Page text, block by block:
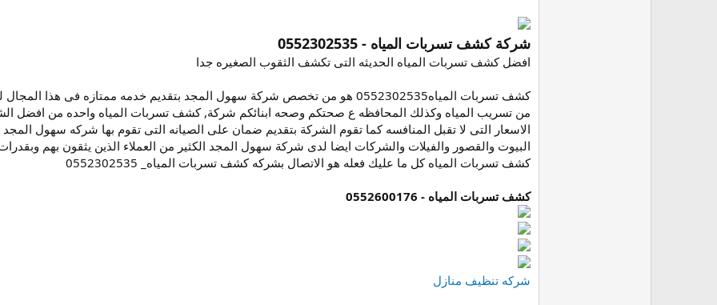
شركة كشف تسربات المياه - 0552302535
افضل كشف تسربات المياه الحديثه التى تكشف الثقوب الصغيره جدا
كشف تسربات المياه0552302535 هو من تخصص شركة سهول المجد بتقديم خدمه ممتازه فى
من تسريب المياه وكذلك المحافظه ع صحتكم وصحه ابنائكم شركة, كشف تسربات المياه واحده من افضل
الاسعار التى لا تقبل المنافسه كما تقوم الشركة بتقديم ضمان على الصيانه التى تقوم بها شركه سهول
البيوت والقصور والفيلات والشركات ايضا لدى شركة سهول المجد الكثير من العملاء الذين يثقون بهم
كشف تسربات المياه كل ما عليك فعله هو الاتصال بشركه كشف تسربات المياه_ 0552302535
كشف تسربات المياه - 0552600176
شركه تنظيف منازل